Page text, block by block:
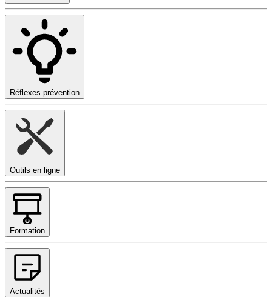
Réflexes prévention
Outils en ligne
Formation
Actualités